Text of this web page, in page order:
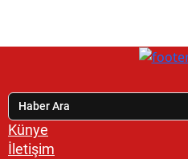
Künye
İletişim